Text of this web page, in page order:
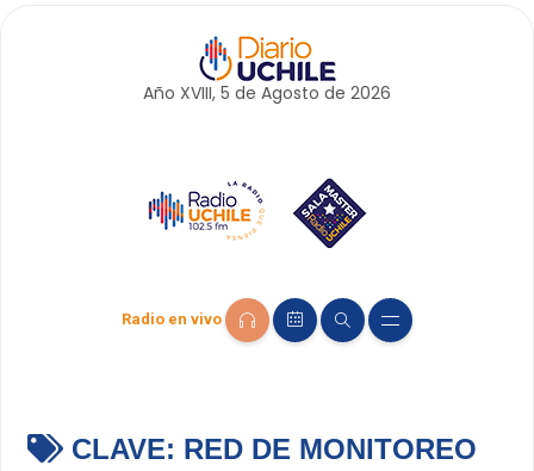
Año XVIII, 5 de Agosto de 2026
Radio en vivo
CLAVE: RED DE MONITOREO